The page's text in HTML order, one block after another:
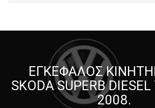
ΕΓΚΈΦΑΛΟΣ
SKODA SUPERB
2008.